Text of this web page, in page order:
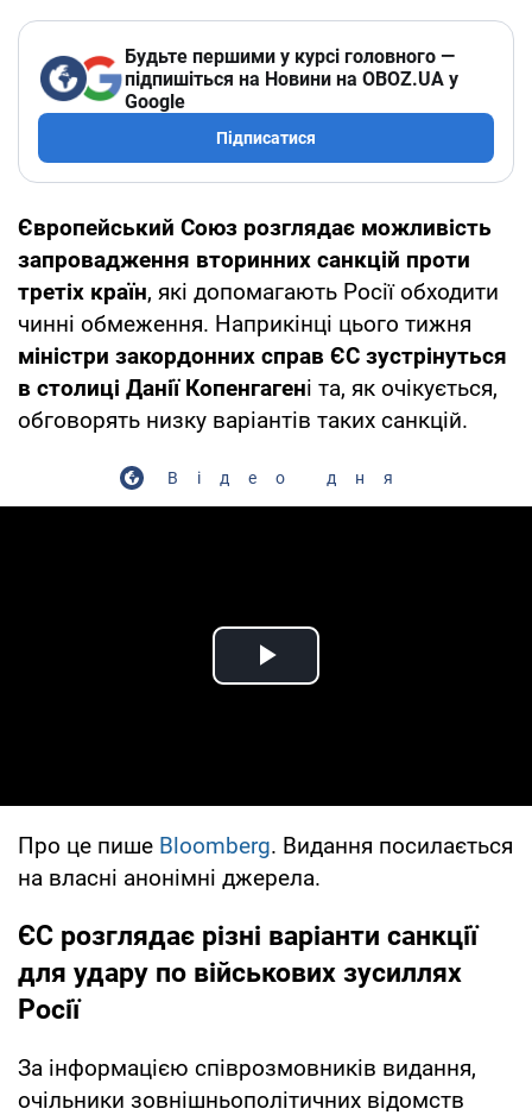
Будьте першими у курсі головного —
підпишіться на Новини на OBOZ.UA у
Google
Підписатися
Європейський Союз розглядає можливість
запровадження вторинних санкцій проти
третіх країн, які допомагають Росії обходити
чинні обмеження. Наприкінці цього тижня
міністри закордонних справ ЄС зустрінуться
в столиці Данії Копенгагені та, як очікується,
обговорять низку варіантів таких санкцій.
Відео дня
Play Video
Про це пише Bloomberg. Видання посилається
на власні анонімні джерела.
ЄС розглядає різні варіанти санкції
для удару по військових зусиллях
Росії
За інформацією співрозмовників видання,
очільники зовнішньополітичних відомств